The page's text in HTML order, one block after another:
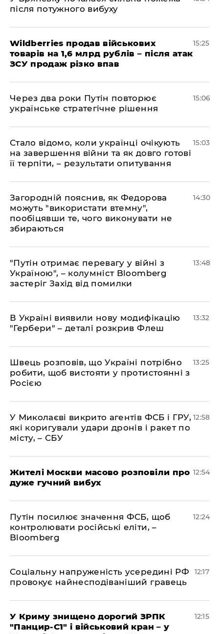
після потужного вибуху
Wildberries продав військових
товарів на 1,6 млрд рублів – після атак
ЗСУ продаж різко впав
15:25
Через два роки Путін повторює
українське стратегічне рішення
15:06
Стало відомо, коли українці очікують
на завершення війни та як довго готові
її терпіти, – результати опитування
15:03
Загородній пояснив, як Федорова
можуть "використати втемну",
пообіцявши те, чого виконувати не
збираються
14:30
"Путін отримає перевагу у війні з
Україною", – колумніст Bloomberg
застеріг Захід від помилки
13:48
В Україні виявили нову модифікацію
"Гербери" – деталі розкрив Флеш
13:32
Швець розповів, що Україні потрібно
робити, щоб вистояти у протистоянні з
Росією
13:25
У Миколаєві викрито агентів ФСБ і ГРУ,
які коригували удари дронів і ракет по
місту, – СБУ
12:58
Жителі Москви масово розповіли про
дуже гучний вибух
12:54
Путін посилює значення ФСБ, щоб
контролювати російські еліти, –
Bloomberg
12:24
Соціальну напруженість усередині РФ
провокує найнесподіваніший гравець
12:17
У Криму знищено дорогий ЗРПК
"Панцир-С1" і військовий кран – у
12:15